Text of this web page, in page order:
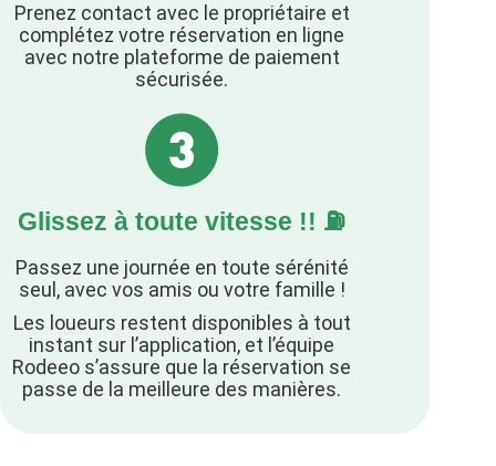
Prenez contact avec le propriétaire et
complétez votre réservation en ligne
avec notre plateforme de paiement
sécurisée.
Glissez à toute vitesse !! ⛽️
Passez une journée en toute sérénité
seul, avec vos amis ou votre famille !
Les loueurs restent disponibles à tout
instant sur l’application, et l’équipe
Rodeeo s’assure que la réservation se
passe de la meilleure des manières.